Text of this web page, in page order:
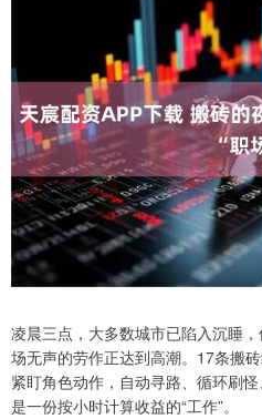
凌晨三点，大多数城市已陷入沉睡
场无声的劳作正达到高潮。17条搬
紧盯角色动作，自动寻路、循环刷
是一份按小时计算收益的“工作”。